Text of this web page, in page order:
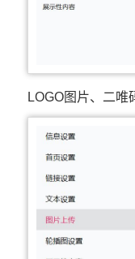
LOGO图片、二唯